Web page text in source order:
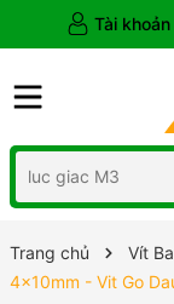
Tài khoản
Trang chủ Vít
4x10mm - Vit Go